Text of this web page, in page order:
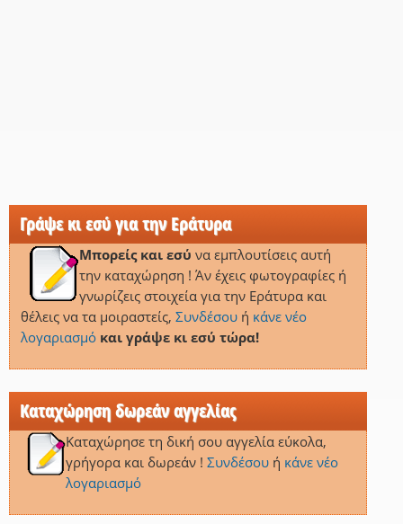
Γράψε κι εσύ για την Εράτυρα
Μπορείς και εσύ να εμπλουτίσεις αυτή
την καταχώρηση ! Άν έχεις φωτογραφίες ή
γνωρίζεις στοιχεία για την Εράτυρα και
θέλεις να τα μοιραστείς, Συνδέσουή κάνε νέο
λογαριασμό και γράψε κι εσύ τώρα!
Καταχώρηση δωρεάν αγγελίας
Καταχώρησε τη δική σου αγγελία εύκολα,
γρήγορα και δωρεάν ! Συνδέσουή κάνε νέο
λογαριασμό